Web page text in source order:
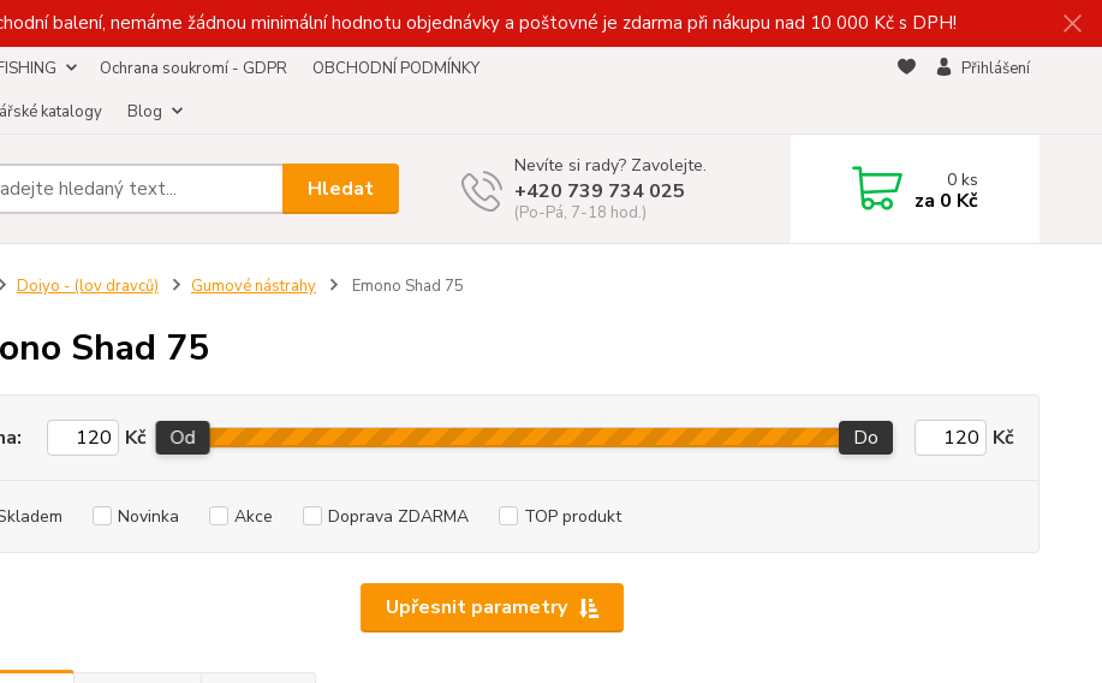
balení, nemáme žádnou minimální hodnotu objednávky a poštovné je zdarma při nákupu nad 10 000 Kč s DPH!
Ochrana soukromí - GDPR
OBCHODNÍ PODMÍNKY
katalogy Blog
Přihlášení
Hledat
Nevíte si rady? Zavolejte.
+420 739 734 025
(Po-Pá, 7-18 hod.)
0ks
za 0 Kč
Doiyo - (lov dravců) Gumové nástrahy Emono Shad 75
Shad 75
Upřesnit parametry
Kč Od Do Kč
Novinka Akce Doprava ZDARMA TOP produkt